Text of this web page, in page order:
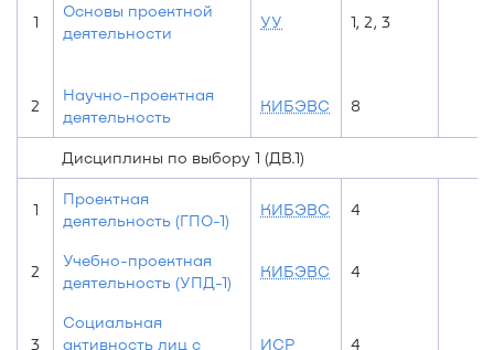
1
Основы проектной
деятельности
УУ 1, 2, 3
2
Научно-проектная
деятельность
КИБЭВС 8
Дисциплины по выбору 1 (ДВ.1)
1
Проектная
деятельность (ГПО-1)
КИБЭВС 4
2
Учебно-проектная
деятельность (УПД-1)
КИБЭВС 4
3
Социальная
активность лиц с
ИСР 4